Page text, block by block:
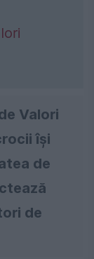
Valori
își
de
de